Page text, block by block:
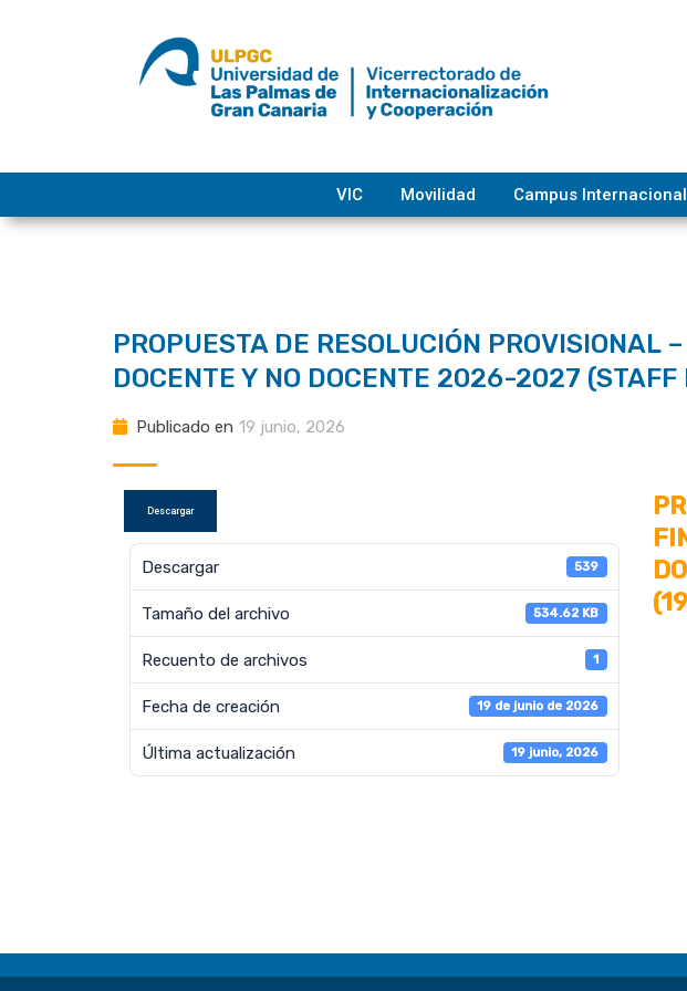
VIC Movilidad Campus Internacional
PROPUESTA DE RESOLUCIÓN PROVISIONAL
DOCENTE Y NO DOCENTE 2026-2027
Publicado en 19 junio, 2026
Descargar
Descargar 539
Tamaño del archivo 534.62 KB
Recuento de archivos 1
Fecha de creación 19 de junio de 2026
Última actualización 19 junio, 2026